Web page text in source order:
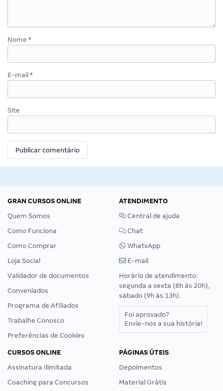
Nome *
E-mail *
Site
GRAN CURSOS ONLINE
Quem Somos
Como Funciona
Como Comprar
Loja Social
Validador de documentos
Conveniados
Programa de Afiliados
Trabalhe Conosco
Preferências de Cookies
ATENDIMENTO
Central de ajuda
Chat
WhatsApp
E-mail
Horário de atendimento:
segunda a sexta (8h às 20h),
sábado (9h às 13h).
Foi aprovado?
Envie-nos a sua história!
CURSOS ONLINE
Assinatura Ilimitada
Coaching para Concursos
PÁGINAS ÚTEIS
Depoimentos
Material Grátis